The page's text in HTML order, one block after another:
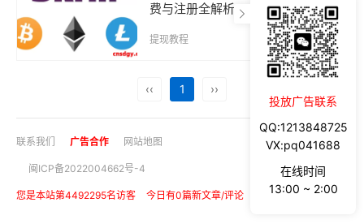
费与注册全解析
提现教程 2025-08-14
‹‹ 1 ››
联系我们 广告合作 网站地图
闽ICP备2022004662号-4
您是本站第4492295名访客 今日有0篇新文章/评论
投放广告联系
QQ:1213848725
VX:pq041688
在线时间
13:00 ~ 2:00